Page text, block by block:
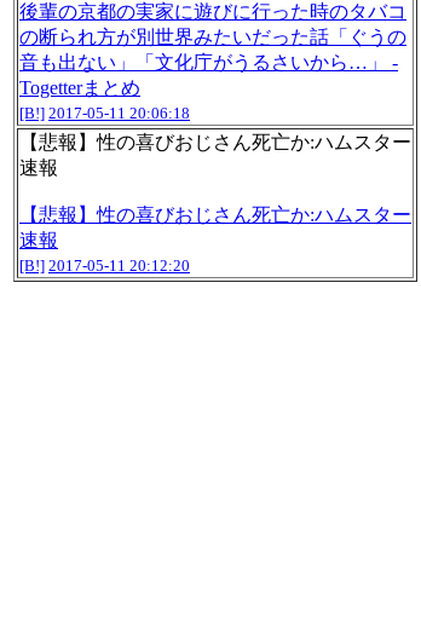
後輩の京都の実家に遊びに行った時のタバコ
の断られ方が別世界みたいだった話「ぐうの
音も出ない」「文化庁がうるさいから…」 -
Togetterまとめ
[B!] 2017-05-11 20:06:18
【悲報】性の喜びおじさん死亡か:ハムスター
速報
【悲報】性の喜びおじさん死亡か:ハムスター
速報
[B!] 2017-05-11 20:12:20